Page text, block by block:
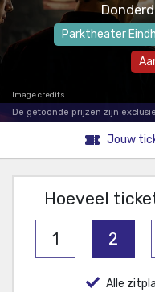
Parktheater
Image credits
De getoonde prijzen zijn
Jouw
Hoeveel
1 2
Alle